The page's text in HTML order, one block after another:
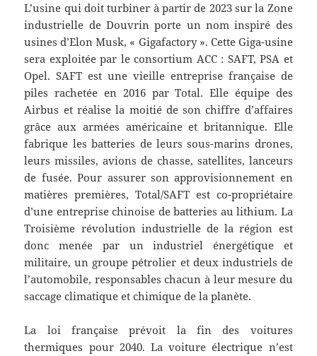
L’usine qui doit turbiner à partir de 2023 sur la Zone
industrielle de Douvrin porte un nom inspiré des
usines d’Elon Musk, « Gigafactory ». Cette Giga-usine
sera exploitée par le consortium ACC : SAFT, PSA et
Opel. SAFT est une vieille entreprise française de
piles rachetée en 2016 par Total. Elle équipe des
Airbus et réalise la moitié de son chiffre d’affaires
grâce aux armées américaine et britannique. Elle
fabrique les batteries de leurs sous-marins drones,
leurs missiles, avions de chasse, satellites, lanceurs
de fusée. Pour assurer son approvisionnement en
matières premières, Total/SAFT est co-propriétaire
d’une entreprise chinoise de batteries au lithium. La
Troisième révolution industrielle de la région est
donc menée par un industriel énergétique et
militaire, un groupe pétrolier et deux industriels de
l’automobile, responsables chacun à leur mesure du
saccage climatique et chimique de la planète.
La loi française prévoit la fin des voitures
thermiques pour 2040. La voiture électrique n’est